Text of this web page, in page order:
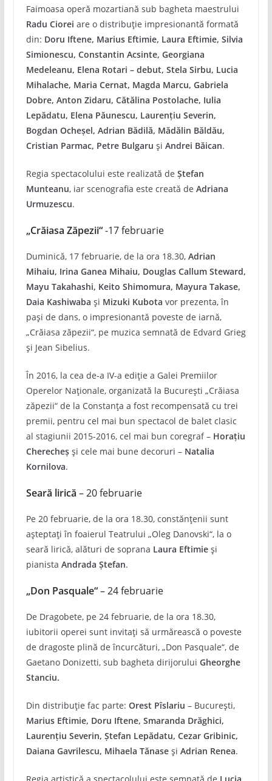
Faimoasa operă mozartiană sub bagheta maestrului
Radu Ciorei are o distribuție impresionantă formată
din: Doru Iftene, Marius Eftimie, Laura Eftimie, Silvia
Simionescu, Constantin Acsinte, Georgiana
Medeleanu, Elena Rotari – debut, Stela Sirbu, Lucia
Mihalache, Maria Cernat, Magda Marcu, Gabriela
Dobre, Anton Zidaru, Cătălina Postolache, Iulia
Lepădatu, Elena Păunescu, Laurențiu Severin,
Bogdan Ocheșel, Adrian Bădilă, Mădălin Băldău,
Cristian Parmac, Petre Bulgaru și Andrei Băican.
Regia spectacolului este realizată de Ștefan
Munteanu, iar scenografia este creată de Adriana
Urmuzescu.
„Crăiasa Zăpezii“-17 februarie
Duminică, 17 februarie, de la ora 18.30, Adrian
Mihaiu, Irina Ganea Mihaiu, Douglas Callum Steward,
Mayu Takahashi, Keito Shimomura, Mayura Takase,
Daia Kashiwaba și Mizuki Kubota vor prezenta, în
pași de dans, o impresionantă poveste de iarnă,
„Crăiasa zăpezii“, pe muzica semnată de Edvard Grieg
și Jean Sibelius.
În 2016, la cea de-a IV-a ediție a Galei Premiilor
Operelor Naționale, organizată la București „Crăiasa
zăpezii“ de la Constanța a fost recompensată cu trei
premii, pentru cel mai bun spectacol de balet clasic
al stagiunii 2015-2016, cel mai bun coregraf – Horațiu
Cherecheșși cele mai bune decoruri – Natalia
Kornilova.
Seară lirică – 20 februarie
Pe 20 februarie, de la ora 18.30, constănțenii sunt
așteptați în foaierul Teatrului „Oleg Danovski“, la o
seară lirică, alături de soprana Laura Eftimieși
pianista Andrada Ștefan.
„Don Pasquale“– 24 februarie
De Dragobete, pe 24 februarie, de la ora 18.30,
iubitorii operei sunt invitați să urmărească o poveste
de dragoste plină de încurcături, „Don Pasquale“, de
Gaetano Donizetti, sub bagheta dirijorului Gheorghe
Stanciu.
Din distribuție fac parte: Orest Pîslariu – București,
Marius Eftimie, Doru Iftene, Smaranda Drăghici,
Laurențiu Severin, Ștefan Lepădatu, Cezar Gribinic,
Daiana Gavrilescu, Mihaela Tănase și Adrian Renea.